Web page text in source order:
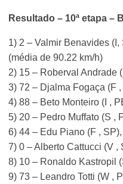
Resultado – 10ª etapa –
1) 2 – Valmir Benavides
(média de 90.22 km/h)
2) 15 – Roberval Andrade
3) 72 – Djalma Fogaça (F
4) 88 – Beto Monteiro (I ,
5) 20 – Pedro Muffato (S ,
6) 44 – Edu Piano (F ,
7) 0 – Alberto Cattucci (V ,
8) 10 – Ronaldo Kastropil
9) 73 – Leandro Totti (W ,